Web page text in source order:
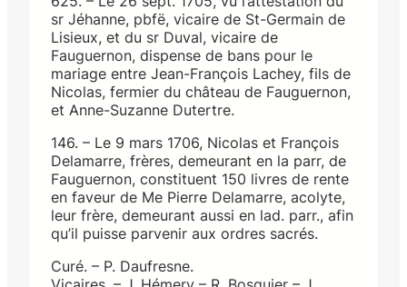
sr Jéhanne, pbfë, vicaire de St-Germain de
Lisieux, et du sr Duval, vicaire de
Fauguernon, dispense de bans pour le
mariage entre Jean-François Lachey, fils de
Nicolas, fermier du château de Fauguernon,
et Anne-Suzanne Dutertre.
146. – Le 9 mars 1706, Nicolas et François
Delamarre, frères, demeurant en la parr, de
Fauguernon, constituent 150 livres de rente
en faveur de Me Pierre Delamarre, acolyte,
leur frère, demeurant aussi en lad. parr., afin
qu’il puisse parvenir aux ordres sacrés.
Curé. – P. Daufresne.